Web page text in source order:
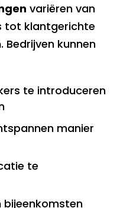
variëren van
tot klantgerichte
kunnen
te introduceren
manier
te
bijeenkomsten